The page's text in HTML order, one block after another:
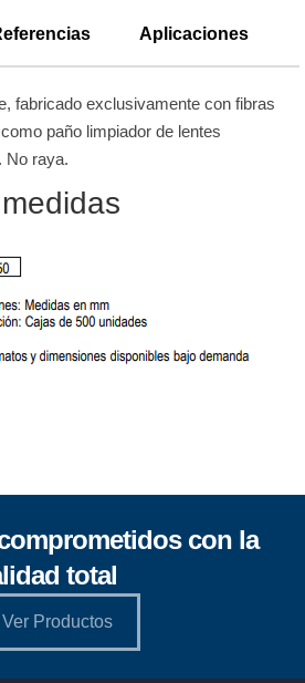
Aplicaciones
fabricado exclusivamente con fibras
paño limpiador de lentes
No raya.
con la
total
Ver Productos